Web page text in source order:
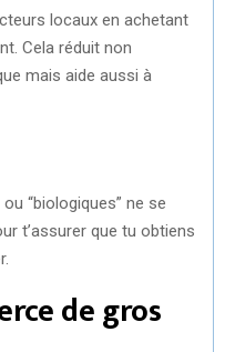
locaux en achetant
Cela réduit non
mais aide aussi à
“biologiques” ne se
t’assurer que tu obtiens
de gros